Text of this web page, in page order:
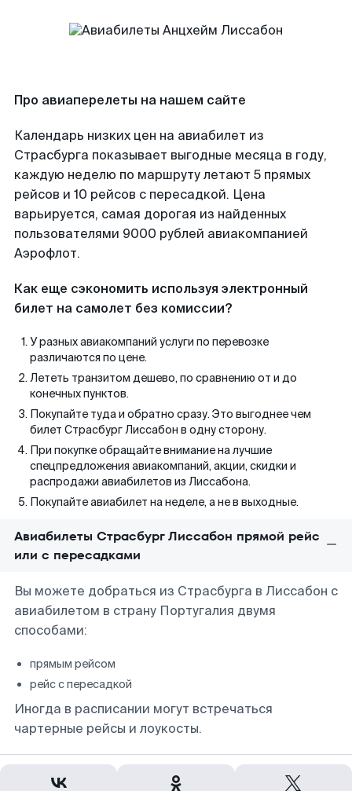
Про авиаперелеты на нашем сайте
Календарь низких цен на авиабилет из
Страсбурга показывает выгодные месяца в году,
каждую неделю по маршруту летают 5 прямых
рейсов и 10 рейсов с пересадкой. Цена
варьируется, самая дорогая из найденных
пользователями 9000 рублей авиакомпанией
Аэрофлот.
Как еще сэкономить используя электронный
билет на самолет без комиссии?
У разных авиакомпаний услуги по перевозке
различаются по цене.
Лететь транзитом дешево, по сравнению от и до
конечных пунктов.
Покупайте туда и обратно сразу. Это выгоднее чем
билет Страсбург Лиссабон в одну сторону.
При покупке обращайте внимание на лучшие
спецпредложения авиакомпаний, акции, скидки и
распродажи авиабилетов из Лиссабона.
Покупайте авиабилет на неделе, а не в выходные.
Авиабилеты Страсбург Лиссабон прямой рейс
или с пересадками
Вы можете добраться из Страсбурга в Лиссабон с
авиабилетом в страну Португалия двумя
способами:
прямым рейсом
рейс с пересадкой
Иногда в расписании могут встречаться
чартерные рейсы и лоукосты.